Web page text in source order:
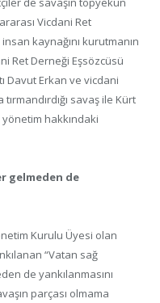
Vicdani Ret
kaynağını kurutmanın
Ret Derneği Eşsözcüsü
Davut Erkan ve vicdani
savaş ile Kürt
hakkındaki
gelmeden de
Kurulu Üyesi olan
“Vatan sağ
de yankılanmasını
parçası olmama